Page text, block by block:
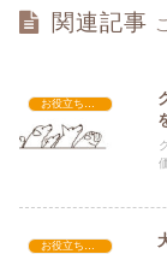
関連記事
お役立ち情報
お役立ち情報